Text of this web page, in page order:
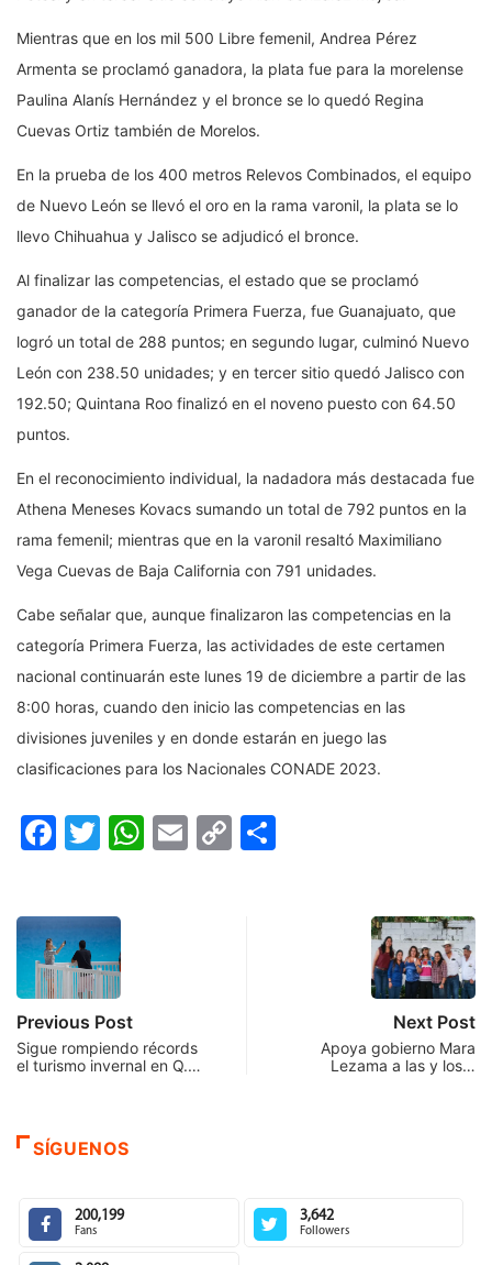
Mientras que en los mil 500 Libre femenil, Andrea Pérez
Armenta se proclamó ganadora, la plata fue para la morelense
Paulina Alanís Hernández y el bronce se lo quedó Regina
Cuevas Ortiz también de Morelos.
En la prueba de los 400 metros Relevos Combinados, el equipo
de Nuevo León se llevó el oro en la rama varonil, la plata se lo
llevo Chihuahua y Jalisco se adjudicó el bronce.
Al finalizar las competencias, el estado que se proclamó
ganador de la categoría Primera Fuerza, fue Guanajuato, que
logró un total de 288 puntos; en segundo lugar, culminó Nuevo
León con 238.50 unidades; y en tercer sitio quedó Jalisco con
192.50; Quintana Roo finalizó en el noveno puesto con 64.50
puntos.
En el reconocimiento individual, la nadadora más destacada fue
Athena Meneses Kovacs sumando un total de 792 puntos en la
rama femenil; mientras que en la varonil resaltó Maximiliano
Vega Cuevas de Baja California con 791 unidades.
Cabe señalar que, aunque finalizaron las competencias en la
categoría Primera Fuerza, las actividades de este certamen
nacional continuarán este lunes 19 de diciembre a partir de las
8:00 horas, cuando den inicio las competencias en las
divisiones juveniles y en donde estarán en juego las
clasificaciones para los Nacionales CONADE 2023.
Facebook
Twitter
WhatsApp
Email
Copy
Previous Post
Sigue rompiendo récords
el turismo invernal en Q.…
Next Post
Apoya gobierno Mara
Lezama a las y los…
SÍGUENOS
200,199
Fans
3,642
Followers